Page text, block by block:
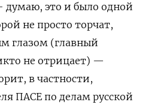
думаю, это и было одной
не просто торчат,
глазом (главный
не отрицает) —
в частности,
ПАСЕ по делам русской